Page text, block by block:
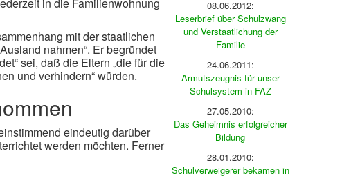
mit der staatlichen
nahmen“. Er begründet
sei, daß die Eltern „die für die
und verhindern“ würden.
eindeutig darüber
werden möchten. Ferner
08.06.2012:
Leserbrief über Schulzwang
und Verstaatlichung der
Familie
24.06.2011:
Armutszeugnis für unser
Schulsystem in FAZ
27.05.2010:
Das Geheimnis erfolgreicher
Bildung
28.01.2010:
Schulverweigerer bekamen in